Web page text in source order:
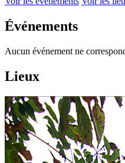
Événements
Aucun événement ne
Lieux